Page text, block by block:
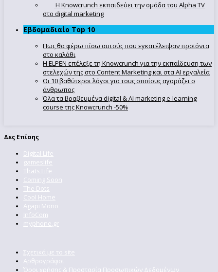
Η Knowcrunch εκπαιδεύει την ομάδα του Alpha TV
στο digital marketing
Εβδομαδιαίο Top 10
Πως θα φέρω πίσω αυτούς που εγκατέλειψαν προϊόντα
στο καλάθι
Η ELPEN επέλεξε τη Knowcrunch για την εκπαίδευση των
στελεχών της στο Content Marketing και στα AI εργαλεία
Οι 10 βαθύτεροι λόγοι για τους οποίους αγοράζει ο
άνθρωπος
Όλα τα βραβευμένα digital & AI marketing e-learning
course της Knowcrunch -50%
Δες Επίσης
Digital Life
gameslife
Thats Life
Coming Soon
The Dots
Cool Home
Agapi Mono
InfoCom
myphone.gr
Σχετικά με το site
Αρθρογράφοι
Όροι χρήσης & Προστασία Προσωπικών Δεδομένων